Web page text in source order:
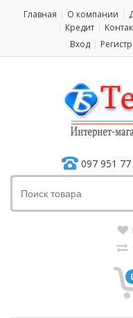
Главная О компании
Кредит
Вход
097 951 77